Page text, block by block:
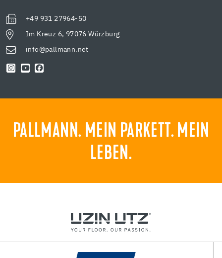
+49 931 27964-50
Im Kreuz 6, 97076 Würzburg
info@pallmann.net
PALLMANN. MEIN PARKETT. MEIN
LEBEN.